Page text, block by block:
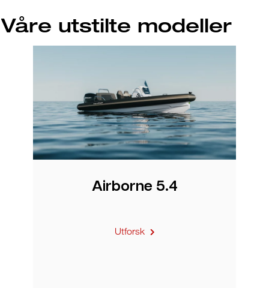
Våre utstilte modeller
Airborne 5.4
Utforsk